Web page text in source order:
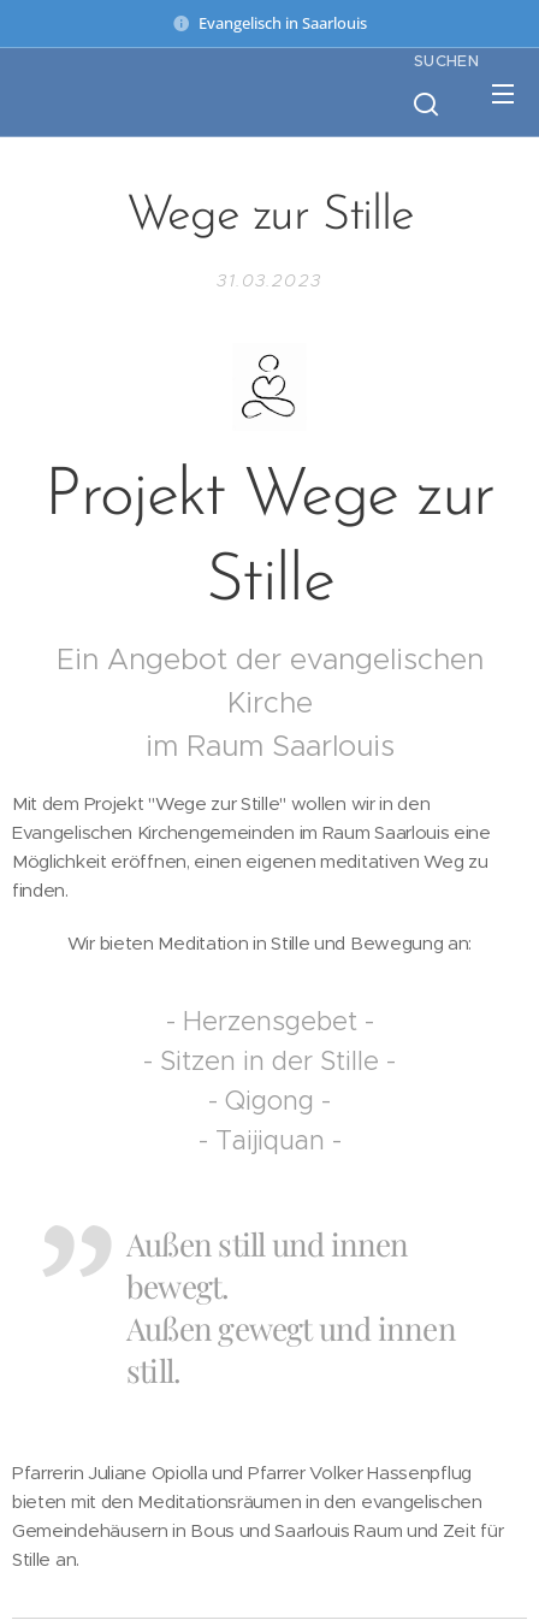
Evangelisch in Saarlouis
SUCHEN
Wege zur Stille
31.03.2023
Projekt Wege zur
Stille
Ein Angebot der evangelischen
Kirche
im Raum Saarlouis
Mit dem Projekt "Wege zur Stille" wollen wir in den
Evangelischen Kirchengemeinden im Raum Saarlouis eine
Möglichkeit eröffnen, einen eigenen meditativen Weg zu
finden.
Wir bieten Meditation in Stille und Bewegung an:
- Herzensgebet -
- Sitzen in der Stille -
- Qigong -
- Taijiquan -
Außen still und innen
bewegt.
Außen gewegt und innen
still.
Pfarrerin Juliane Opiolla und Pfarrer Volker Hassenpflug
bieten mit den Meditationsräumen in den evangelischen
Gemeindehäusern in Bous und Saarlouis Raum und Zeit für
Stille an.